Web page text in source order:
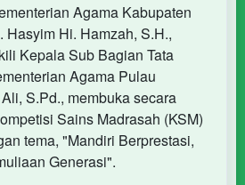
Agama Kabupaten
Hasyim Hi. Hamzah, S.H.,
Kepala Sub Bagian Tata
Agama Pulau
S.Pd., membuka secara
Sains Madrasah (KSM)
tema, "Mandiri Berprestasi,
Generasi".